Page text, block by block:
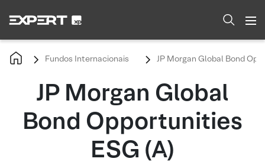
Fundos Internacionais JP Morgan Global Bond
JP Morgan Global
Bond Opportunities
ESG (A)